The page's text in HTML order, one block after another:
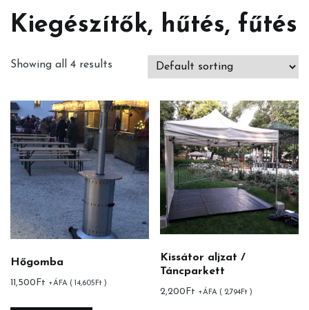
Kiegészítők, hűtés, fűtés
Showing all 4 results
Hőgomba
11,500 Ft +ÁFA ( 14,605 Ft )
Kissátor aljzat /
Táncparkett
2,200 Ft +ÁFA ( 2,794Ft )